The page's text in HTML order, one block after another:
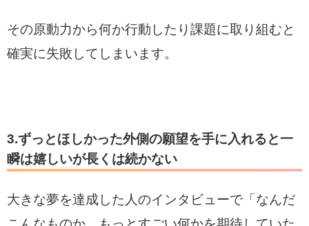
その原動力から何か行動したり課題に取り組むと
確実に失敗してしまいます。
3.ずっとほしかった外側の願望を手に入れると一
瞬は嬉しいが長くは続かない
大きな夢を達成した人のインタビューで「なんだ